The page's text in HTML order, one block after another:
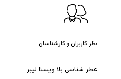
نظر کاربران و کارشناسان
عطر شناسی بلا ویستا لیبر